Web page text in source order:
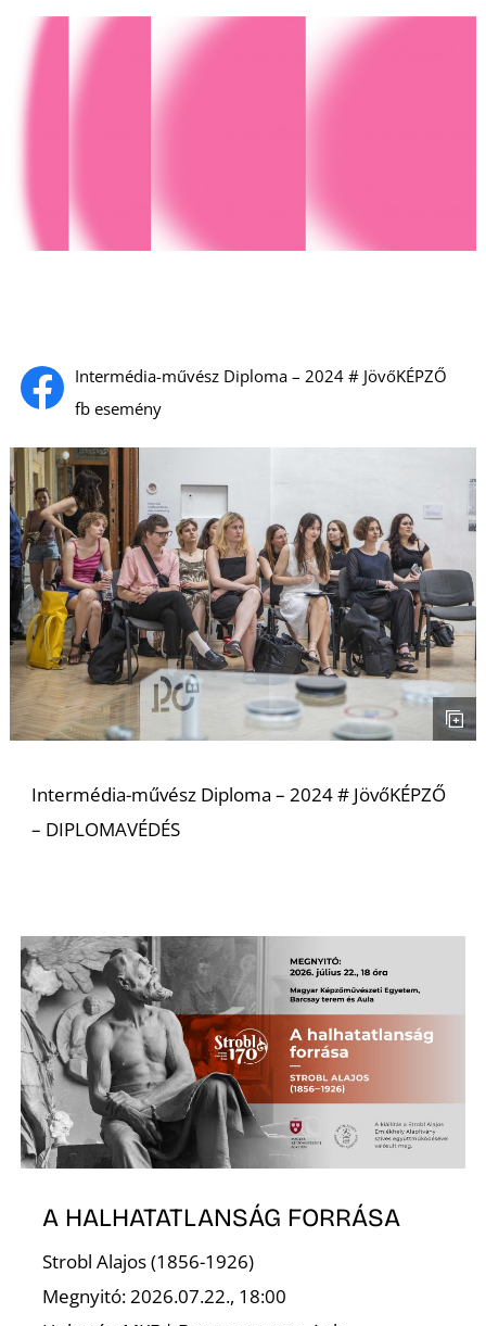
Intermédia-művész Diploma – 2024 # JövőKÉPZŐ
fb esemény
Intermédia-művész Diploma – 2024 # JövőKÉPZŐ
– DIPLOMAVÉDÉS
A HALHATATLANSÁG FORRÁSA
Strobl Alajos (1856-1926)
Megnyitó: 2026.07.22., 18:00